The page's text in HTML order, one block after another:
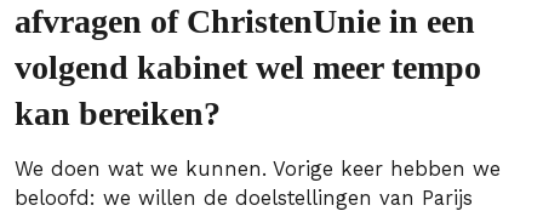
afvragen of ChristenUnie in een
volgend kabinet wel meer tempo
kan bereiken?
We doen wat we kunnen. Vorige keer hebben we
beloofd: we willen de doelstellingen van Parijs